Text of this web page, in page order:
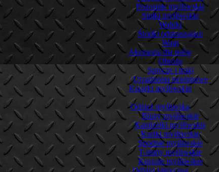
Pozostałe myśliwskie
Stołki myśliwskie
Wabiki
Środki odstraszające
Wagi
Akcesoria dla psów
Obroże
Smycze i troki
Urządzenia treningowe
Książki myśliwskie
Odzież myśliwska
Bluzy myśliwskie
Kamizelki myśliwskie
Kurtki myśliwskie
Spodnie myśliwskie
T-shirty myśliwskie
Koszule myśliwskie